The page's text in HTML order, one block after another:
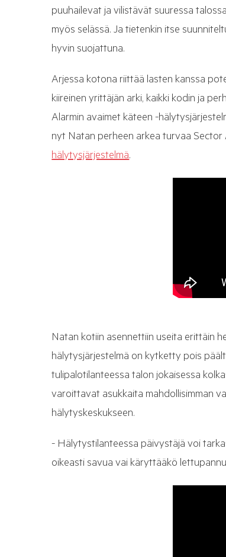
puuhailevat ja vilistävät suuressa
myös selässä. Ja tietenkin itse
hyvin suojattuna.
Arjessa kotona riittää lasten kanssa
kiireinen yrittäjän arki, kaikki kodin ja
Alarmin avaimet käteen -
nyt Natan perheen arkea turvaa
hälytysjärjestelmä.
Natan kotiin asennettiin useita erittäin
hälytysjärjestelmä on kytketty pois
tulipalotilanteessa talon jokaisessa
varoittavat asukkaita mahdollisimman
hälytyskeskukseen.
- Hälytystilanteessa päivystäjä voi
oikeasti savua vai käryttääkö